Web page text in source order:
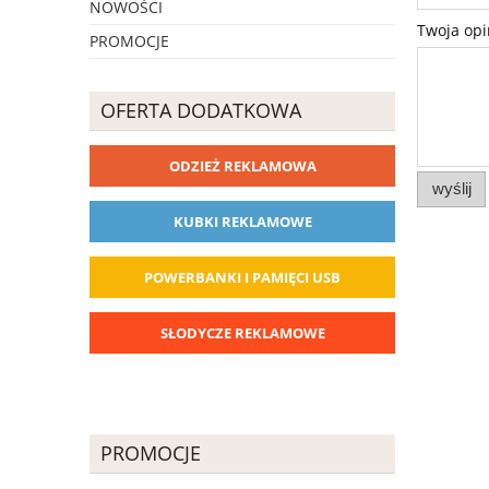
NOWOŚCI
PROMOCJE
OFERTA DODATKOWA
ODZIEŻ REKLAMOWA
KUBKI REKLAMOWE
POWERBANKI I PAMIĘCI USB
SŁODYCZE REKLAMOWE
PROMOCJE
Twoja
wyślij